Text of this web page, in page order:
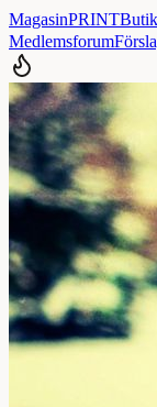
MagasinPRINTButik
Medlemsforum